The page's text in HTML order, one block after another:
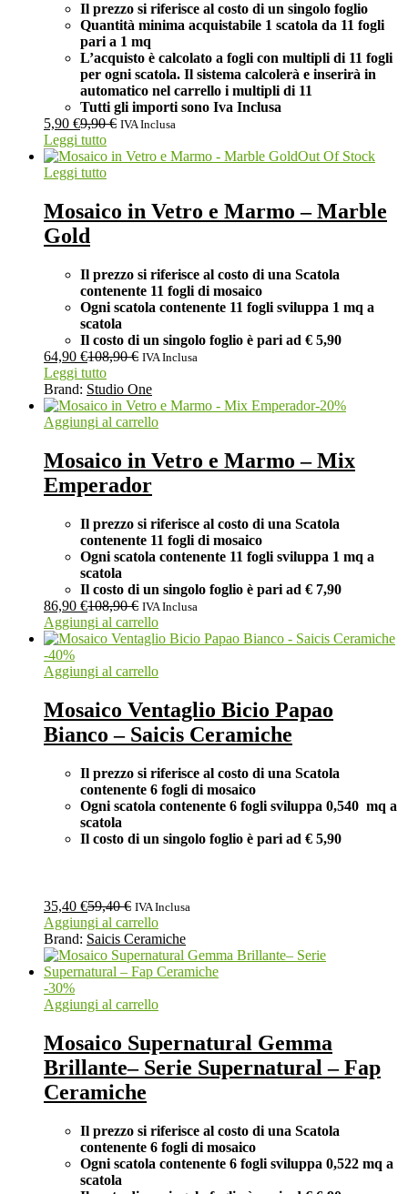
Il prezzo si riferisce al costo di un singolo foglio
Quantità minima acquistabile 1 scatola da 11 fogli
pari a 1 mq
L’acquisto è calcolato a fogli con multipli di 11 fogli
per ogni scatola. Il sistema calcolerà e inserirà in
automatico nel carrello i multipli di 11
Tutti gli importi sono Iva Inclusa
5,90 €9,90€ IVA Inclusa
Leggi tutto
Out Of Stock
Leggi tutto
Mosaico in Vetro e Marmo – Marble
Gold
Il prezzo si riferisce al costo di una Scatola
contenente 11 fogli di mosaico
Ogni scatola contenente 11 fogli sviluppa 1 mq a
scatola
Il costo di un singolo foglio è pari ad € 5,90
64,90 €108,90€ IVA Inclusa
Leggi tutto
Brand: Studio One
-20%
Aggiungi al carrello
Mosaico in Vetro e Marmo – Mix
Emperador
Il prezzo si riferisce al costo di una Scatola
contenente 11 fogli di mosaico
Ogni scatola contenente 11 fogli sviluppa 1 mq a
scatola
Il costo di un singolo foglio è pari ad € 7,90
86,90 €108,90€ IVA Inclusa
Aggiungi al carrello
-40%
Aggiungi al carrello
Mosaico Ventaglio Bicio Papao
Bianco – Saicis Ceramiche
Il prezzo si riferisce al costo di una Scatola
contenente 6 fogli di mosaico
Ogni scatola contenente 6 fogli sviluppa 0,540 mq a
scatola
Il costo di un singolo foglio è pari ad € 5,90
35,40 €59,40€ IVA Inclusa
Aggiungi al carrello
Brand: Saicis Ceramiche
-30%
Aggiungi al carrello
Mosaico Supernatural Gemma
Brillante– Serie Supernatural – Fap
Ceramiche
Il prezzo si riferisce al costo di una Scatola
contenente 6 fogli di mosaico
Ogni scatola contenente 6 fogli sviluppa 0,522 mq a
scatola